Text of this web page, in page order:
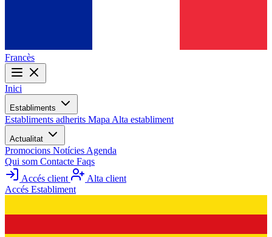
Francès
Inici
Establiments
Establiments adherits Mapa Alta establiment
Actualitat
Promocions Notícies Agenda
Qui som Contacte Faqs
Accés client
Alta client
Accés Establiment